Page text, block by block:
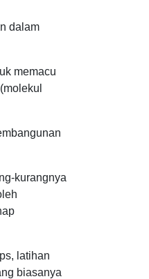
dalam
memacu
kurangnya
latihan
biasanya